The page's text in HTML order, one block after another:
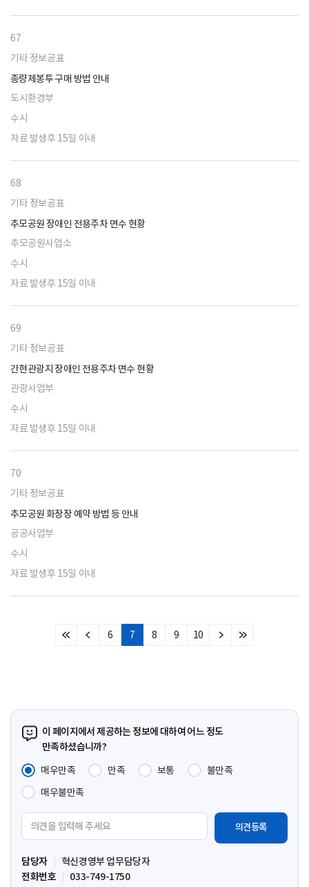
67
기타 정보공표
종량제봉투 구매 방법 안내
도시환경부
수시
자료 발생후 15일 이내
68
기타 정보공표
추모공원 장애인 전용주차 면수 현황
추모공원사업소
수시
자료 발생후 15일 이내
69
기타 정보공표
간현관광지 장애인 전용주차 면수 현황
관광사업부
수시
자료 발생후 15일 이내
70
기타 정보공표
추모공원 화장장 예약 방법 등 안내
공공사업부
수시
자료 발생후 15일 이내
처
이
6 7 8 9 10
다
마
이 페이지에서 제공하는 정보에 대하여 어느 정도
만족하셨습니까?
매우만족
만족 보통
불만족
매우불만족
견
입
력
담당자
혁신경영부 업무담당자
전화번호
033-749-1750